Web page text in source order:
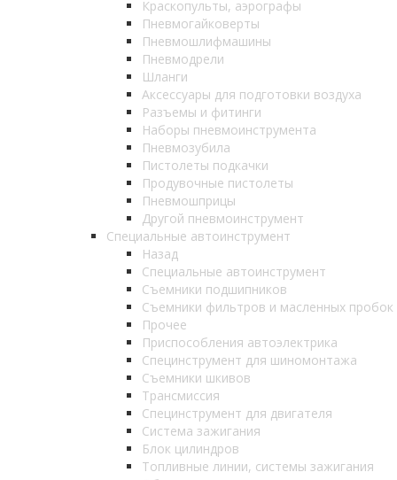
Краскопульты, аэрографы
Пневмогайковерты
Пневмошлифмашины
Пневмодрели
Шланги
Аксессуары для подготовки воздуха
Разъемы и фитинги
Наборы пневмоинструмента
Пневмозубила
Пистолеты подкачки
Продувочные пистолеты
Пневмошприцы
Другой пневмоинструмент
Специальные автоинструмент
Назад
Специальные автоинструмент
Съемники подшипников
Съемники фильтров и масленных пробок
Прочее
Приспособления автоэлектрика
Специнструмент для шиномонтажа
Съемники шкивов
Трансмиссия
Специнструмент для двигателя
Система зажигания
Блок цилиндров
Топливные линии, системы зажигания